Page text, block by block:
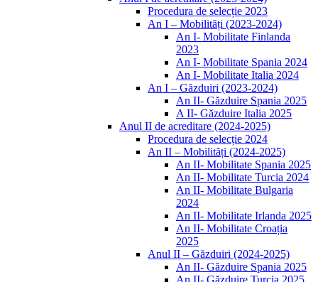
Procedura de selecție 2023
An I – Mobilități (2023-2024)
An I- Mobilitate Finlanda
2023
An I- Mobilitate Spania 2024
An I- Mobilitate Italia 2024
An I – Găzduiri (2023-2024)
An II- Găzduire Spania 2025
A II- Găzduire Italia 2025
Anul II de acreditare (2024-2025)
Procedura de selecție 2024
An II – Mobilități (2024-2025)
An II- Mobilitate Spania 2025
An II- Mobilitate Turcia 2024
An II- Mobilitate Bulgaria
2024
An II- Mobilitate Irlanda 2025
An II- Mobilitate Croația
2025
Anul II – Găzduiri (2024-2025)
An II- Găzduire Spania 2025